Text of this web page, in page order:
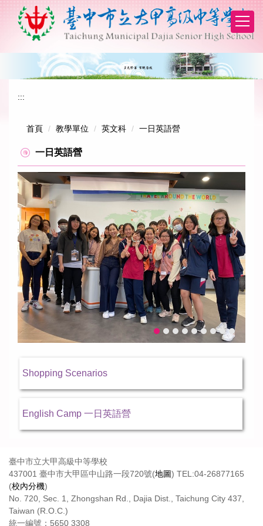
:::
首頁 教學單位 英文科 一日英語營
一日英語營
Shopping Scenarios
English Camp 一日英語營
臺中市立大甲高級中等學校
437001 臺中市大甲區中山路一段720號(地圖) TEL:04-26877165
(校內分機)
No. 720, Sec. 1, Zhongshan Rd., Dajia Dist., Taichung City 437,
Taiwan (R.O.C.)
統一編號：5650 3308